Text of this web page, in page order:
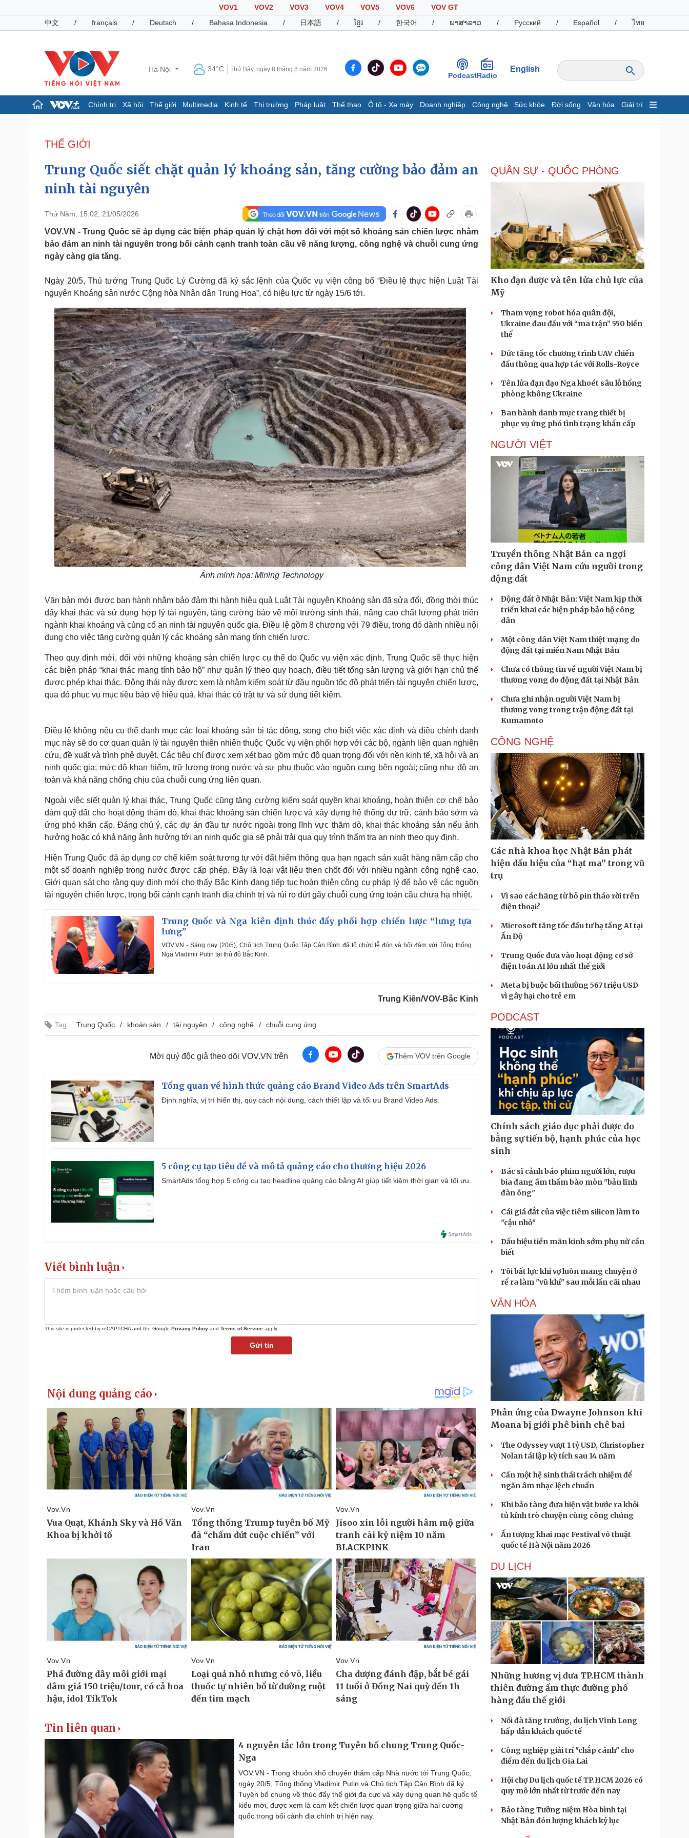
VOV1 VOV2 VOV3 VOV4 VOV5 VOV6
VOV GT
中文
/ français / Deutsch / Bahasa Indonesia / 日本語 / ខ្មែរ / 한국어 / ພາສາລາວ / Русский / Español / ไทย
Hà Nội 34°C Thứ Bảy, ngày 8 tháng 8 năm 2026
PodcastRadio
English
Chính trị Xã hội Thế giới Multimedia Kinh tế Thị trường Pháp luật Thể thao Ô tô - Xe máy Doanh nghiệp Công nghệ Sức khỏe Đời sống Văn hóa Giải trí
Đảng
Tổ chức nhân sự
Nhận diện sự thật
Dấu ấn VOV
Infographic
Chứng khoán
Pháp luật
Tin nóng
Tư vấn luật
Việt Nam
Phân tích
Thể thao
Lịch thi đấu bóng đá
Thế giới thể thao
Ô tô - Xe máy
Xe máy
Tư vấn
Doanh nghiệp
Thông tin doanh nghiệp
Doanh nghiệp 24h
Doanh nhân
Vì cộng đồng
Sành điệu
Tin Công nghệ
Trải nghiệm
Chuyển đổi số
Sức khỏe
Dinh dưỡng - món ngon
Cây thuốc
Sản phụ khoa
Nhi khoa
Nam khoa
Làm đẹp - giảm cân
Phòng mạch online
Ăn sạch sống khỏe
Đời sống
Nhà đẹp
Blog
Tình yêu - Gia đình
Văn hóa
Sân khấu - Điện ảnh
Văn học
Âm nhạc
Di sản
Giải trí
Thời trang
Sao Việt
Du lịch
Săn Tour
check-in
Podcast
Đọc truyện đêm khuya
Cửa sổ tình yêu
Cải chính
THẾ GIỚI
Trung Quốc siết chặt quản lý khoáng sản, tăng cường bảo đảm an
ninh tài nguyên
Thứ Năm, 15:02, 21/05/2026
VOV.VN - Trung Quốc sẽ áp dụng các biện pháp quản lý chặt hơn đối với một số khoáng sản chiến lược nhằm
bảo đảm an ninh tài nguyên trong bối cảnh cạnh tranh toàn cầu về năng lượng, công nghệ và chuỗi cung ứng
ngày càng gia tăng.
Ngày 20/5, Thủ tướng Trung Quốc Lý Cường đã ký sắc lệnh của Quốc vụ viện công bố “Điều lệ thực hiện Luật Tài
nguyên Khoáng sản nước Cộng hòa Nhân dân Trung Hoa”, có hiệu lực từ ngày 15/6 tới.
Ảnh minh họa: Mining Technology
Văn bản mới được ban hành nhằm bảo đảm thi hành hiệu quả Luật Tài nguyên Khoáng sản đã sửa đổi, đồng thời thúc
đẩy khai thác và sử dụng hợp lý tài nguyên, tăng cường bảo vệ môi trường sinh thái, nâng cao chất lượng phát triển
ngành khai khoáng và củng cố an ninh tài nguyên quốc gia. Điều lệ gồm 8 chương với 79 điều, trong đó dành nhiều nội
dung cho việc tăng cường quản lý các khoáng sản mang tính chiến lược.
Theo quy định mới, đối với những khoáng sản chiến lược cụ thể do Quốc vụ viện xác định, Trung Quốc sẽ thực hiện
các biện pháp “khai thác mang tính bảo hộ” như quản lý theo quy hoạch, điều tiết tổng sản lượng và giới hạn chủ thể
được phép khai thác. Động thái này được xem là nhằm kiểm soát từ đầu nguồn tốc độ phát triển tài nguyên chiến lược,
qua đó phục vụ mục tiêu bảo vệ hiệu quả, khai thác có trật tự và sử dụng tiết kiệm.
Điều lệ không nêu cụ thể danh mục các loại khoáng sản bị tác động, song cho biết việc xác định và điều chỉnh danh
mục này sẽ do cơ quan quản lý tài nguyên thiên nhiên thuộc Quốc vụ viện phối hợp với các bộ, ngành liên quan nghiên
cứu, đề xuất và trình phê duyệt. Các tiêu chí được xem xét bao gồm mức độ quan trọng đối với nền kinh tế, xã hội và an
ninh quốc gia; mức độ khan hiếm, trữ lượng trong nước và sự phụ thuộc vào nguồn cung bên ngoài; cũng như độ an
toàn và khả năng chống chịu của chuỗi cung ứng liên quan.
Ngoài việc siết quản lý khai thác, Trung Quốc cũng tăng cường kiểm soát quyền khai khoáng, hoàn thiện cơ chế bảo
đảm quỹ đất cho hoạt động thăm dò, khai thác khoáng sản chiến lược và xây dựng hệ thống dự trữ, cảnh báo sớm và
ứng phó khẩn cấp. Đáng chú ý, các dự án đầu tư nước ngoài trong lĩnh vực thăm dò, khai thác khoáng sản nếu ảnh
hưởng hoặc có khả năng ảnh hưởng tới an ninh quốc gia sẽ phải trải qua quy trình thẩm tra an ninh theo quy định.
Hiện Trung Quốc đã áp dụng cơ chế kiểm soát tương tự với đất hiếm thông qua hạn ngạch sản xuất hàng năm cấp cho
một số doanh nghiệp trong nước được cấp phép. Đây là loại vật liệu then chốt đối với nhiều ngành công nghệ cao.
Giới quan sát cho rằng quy định mới cho thấy Bắc Kinh đang tiếp tục hoàn thiện công cụ pháp lý để bảo vệ các nguồn
tài nguyên chiến lược, trong bối cảnh cạnh tranh địa chính trị và rủi ro đứt gãy chuỗi cung ứng toàn cầu chưa hạ nhiệt.
Trung Quốc và Nga kiên định thúc đẩy phối hợp chiến lược “lưng tựa
lưng”
VOV.VN - Sáng nay (20/5), Chủ tịch Trung Quốc Tập Cận Bình đã tổ chức lễ đón và hội đàm với Tổng thống
Nga Vladimir Putin tại thủ đô Bắc Kinh.
Trung Kiên/VOV-Bắc Kinh
Tag: Trung Quốc khoán sản tài nguyên công nghệ chuỗi cung ứng
Mời quý độc giả theo dõi VOV.VN trên Thêm VOV trên Google
Tổng quan về hình thức quảng cáo Brand Video Ads trên SmartAds
Định nghĩa, vị trí hiển thị, quy cách nội dung, cách thiết lập và tối ưu Brand Video Ads.
5 công cụ tạo tiêu đề và mô tả quảng cáo cho thương hiệu 2026
SmartAds tổng hợp 5 công cụ tạo headline quảng cáo bằng AI giúp tiết kiệm thời gian và tối ưu.
Viết bình luận
This site is protected by reCAPTCHA and the Google Privacy Policy and Terms of Service apply.
Gửi tin
Tin liên quan
4 nguyên tắc lớn trong Tuyên bố chung Trung Quốc-
Nga
VOV.VN - Trong khuôn khổ chuyến thăm cấp Nhà nước tới Trung Quốc,
ngày 20/5, Tổng thống Vladimir Putin và Chủ tịch Tập Cận Bình đã ký
Tuyên bố chung về thúc đẩy thế giới đa cực và xây dựng quan hệ quốc tế
kiểu mới, được xem là cam kết chiến lược quan trọng giữa hai cường
quốc trong bối cảnh địa chính trị hiện nay.
QUÂN SỰ - QUỐC PHÒNG
Kho đạn dược và tên lửa chủ lực của
Mỹ
Tham vọng robot hóa quân đội,
Ukraine đau đầu với “ma trận” 550 biến
thể
Đức tăng tốc chương trình UAV chiến
đấu thông qua hợp tác với Rolls-Royce
Tên lửa đạn đạo Nga khoét sâu lỗ hổng
phòng không Ukraine
Ban hành danh mục trang thiết bị
phục vụ ứng phó tình trạng khẩn cấp
NGƯỜI VIỆT
Truyền thông Nhật Bản ca ngợi
công dân Việt Nam cứu người trong
động đất
Động đất ở Nhật Bản: Việt Nam kịp thời
triển khai các biện pháp bảo hộ công
dân
Một công dân Việt Nam thiệt mạng do
động đất tại miền Nam Nhật Bản
Chưa có thông tin về người Việt Nam bị
thương vong do động đất tại Nhật Bản
Chưa ghi nhận người Việt Nam bị
thương vong trong trận động đất tại
Kumamoto
CÔNG NGHỆ
Các nhà khoa học Nhật Bản phát
hiện dấu hiệu của “hạt ma” trong vũ
trụ
Vì sao các hãng từ bỏ pin tháo rời trên
điện thoại?
Microsoft tăng tốc đầu tư hạ tầng AI tại
Ấn Độ
Trung Quốc đưa vào hoạt động cơ sở
điện toán AI lớn nhất thế giới
Meta bị buộc bồi thường 567 triệu USD
vì gây hại cho trẻ em
PODCAST
Chính sách giáo dục phải được đo
bằng sự tiến bộ, hạnh phúc của học
sinh
Bác sĩ cảnh báo phim người lớn, rượu
bia đang âm thầm bào mòn "bản lĩnh
đàn ông"
Cái giá đắt của việc tiêm silicon làm to
"cậu nhỏ"
Dấu hiệu tiền mãn kinh sớm phụ nữ cần
biết
Tôi bất lực khi vợ luôn mang chuyện ở
rể ra làm "vũ khí" sau mỗi lần cãi nhau
VĂN HÓA
Phản ứng của Dwayne Johnson khi
Moana bị giới phê bình chê bai
The Odyssey vượt 1 tỷ USD, Christopher
Nolan tái lập kỳ tích sau 14 năm
Cần một hệ sinh thái trách nhiệm để
ngăn âm nhạc lệch chuẩn
Khi bảo tàng đưa hiện vật bước ra khỏi
tủ kính trò chuyện cùng công chúng
Ấn tượng khai mạc Festival võ thuật
quốc tế Hà Nội năm 2026
DU LỊCH
Những hương vị đưa TP.HCM thành
thiên đường ẩm thực đường phố
hàng đầu thế giới
Nối đà tăng trưởng, du lịch Vĩnh Long
hấp dẫn khách quốc tế
Công nghiệp giải trí "chắp cánh" cho
điểm đến du lịch Gia Lai
Hội chợ Du lịch quốc tế TP.HCM 2026 có
quy mô lớn nhất từ trước đến nay
Bảo tàng Tưởng niệm Hòa bình tại
Nhật Bản đón lượng khách kỷ lục